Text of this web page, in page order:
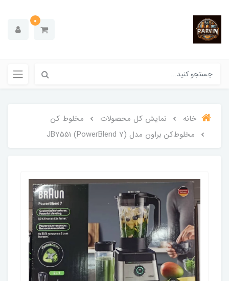
0
خانه نمایش کل محصولات
مخلوط کن
مخلوط‌کن براون مدل JB7551 (PowerBlend 7)